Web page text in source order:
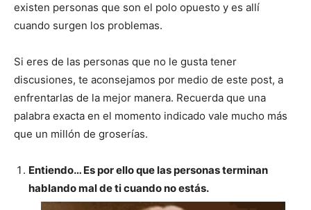
existen personas que son el polo opuesto y es allí
cuando surgen los problemas.
Si eres de las personas que no le gusta tener
discusiones, te aconsejamos por medio de este post, a
enfrentarlas de la mejor manera. Recuerda que una
palabra exacta en el momento indicado vale mucho más
que un millón de groserías.
Entiendo… Es por ello que las personas terminan
hablando mal de ti cuando no estás.